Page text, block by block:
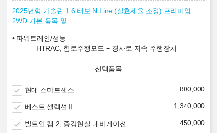
2025년형 가솔린 1.6 터보 N Line (실효세율 조정) 프리미엄
2WD 기본 품목 및
파워트레인/성능
HTRAC, 험로주행모드 + 경사로 저속 주행장치
현대 스마트센스 800,000
베스트 셀렉션Ⅱ 1,340,000
빌트인 캠 2, 증강현실 내비게이션 450,000